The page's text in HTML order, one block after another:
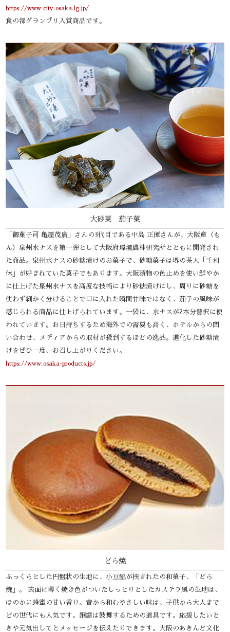
https://www.city.osaka.lg.jp/
食の都グランプリ入賞商品です。
大砂菓 茄子菓
「御菓子司 亀屋茂廣」さんの3代目である中島 正揮さんが、大阪産（も
ん）泉州水ナスを第一弾として大阪府環境農林研究所とともに開発され
た商品。泉州水ナスの砂糖漬けのお菓子で、砂糖菓子は堺の茶人「千利
休」が好まれていた菓子でもあります。大阪漬物の色止めを使い鮮やか
に仕上げた泉州水ナスを高度な技術により砂糖漬けにし、周りに砂糖を
使わず細かく分けることで口に入れた瞬間甘味ではなく、茄子の風味が
感じられる商品に仕上げられています。一袋に、水ナスが2本分贅沢に使
われています。お日持ちするため海外での需要も高く、ホテルからの問
い合わせ、メディアからの取材が殺到するほどの逸品。進化した砂糖漬
けをぜひ一度、お召し上がりください。
https://www.osaka-products.jp/
どら焼
ふっくらとした円盤状の生地に、小豆餡が挟まれたの和菓子、「どら
焼」。 表面に薄く焼き色がついたしっとりとしたカステラ風の生地は、
ほのかに蜂蜜の甘い香り。昔から和むやさしい味は、子供から大人まで
どの世代にも人気です。銅鑼は鼓舞するための道具です。応援したいと
きや元気出してとメッセージを伝えたりできます。大阪のあきんど文化